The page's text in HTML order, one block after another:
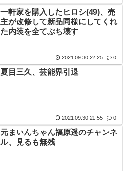
一軒家を購入したヒロシ(49)、売
主が改修して新品同様にしてくれ
た内装を全てぶち壊す
2021.09.30 22:25 0
夏目三久、芸能界引退
2021.09.30 21:55 0
元まいんちゃん福原遥のチャンネ
ル、見るも無残